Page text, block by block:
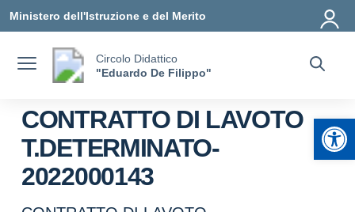
Ministero dell'Istruzione e del Merito
Circolo Didattico
"Eduardo De Filippo"
CONTRATTO DI LAVOTO
T.DETERMINATO-
2022000143